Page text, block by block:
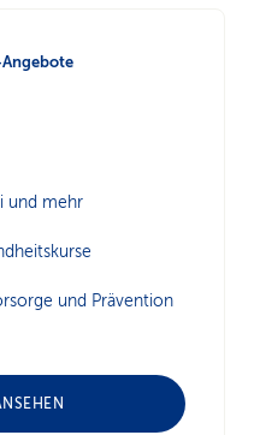
und mehr
und Prävention